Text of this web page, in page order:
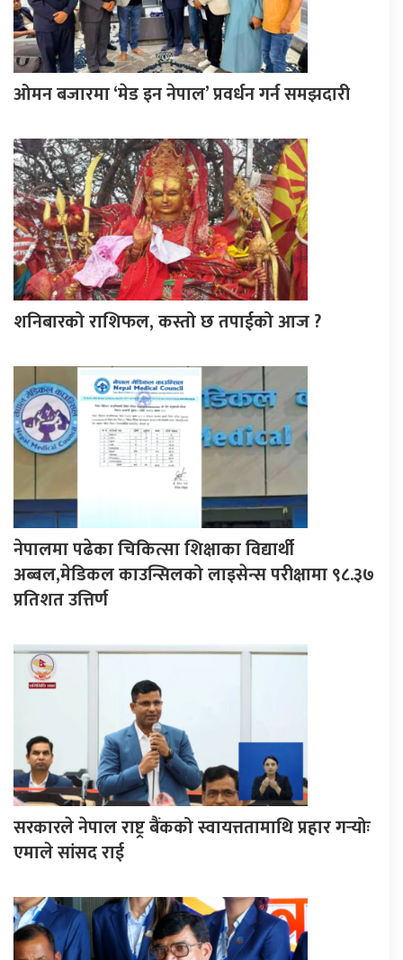
ओमन बजारमा ‘मेड इन नेपाल’ प्रवर्धन गर्न समझदारी
शनिबारको राशिफल, कस्तो छ तपाईको आज ?
नेपालमा पढेका चिकित्सा शिक्षाका विद्यार्थी
अब्बल,मेडिकल काउन्सिलको लाइसेन्स परीक्षामा ९८.३७
प्रतिशत उत्तिर्ण
सरकारले नेपाल राष्ट्र बैंकको स्वायत्ततामाथि प्रहार गर्‍योः
एमाले सांसद राई